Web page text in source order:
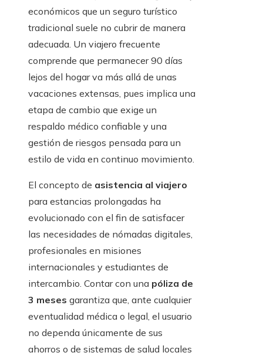
económicos que un seguro turístico
tradicional suele no cubrir de manera
adecuada. Un viajero frecuente
comprende que permanecer 90 días
lejos del hogar va más allá de unas
vacaciones extensas, pues implica una
etapa de cambio que exige un
respaldo médico confiable y una
gestión de riesgos pensada para un
estilo de vida en continuo movimiento.
El concepto de asistencia al viajero
para estancias prolongadas ha
evolucionado con el fin de satisfacer
las necesidades de nómadas digitales,
profesionales en misiones
internacionales y estudiantes de
intercambio. Contar con una póliza de
3 meses garantiza que, ante cualquier
eventualidad médica o legal, el usuario
no dependa únicamente de sus
ahorros o de sistemas de salud locales